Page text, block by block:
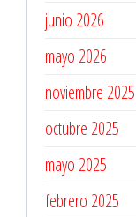
junio 2026
mayo 2026
noviembre 2025
octubre 2025
mayo 2025
febrero 2025